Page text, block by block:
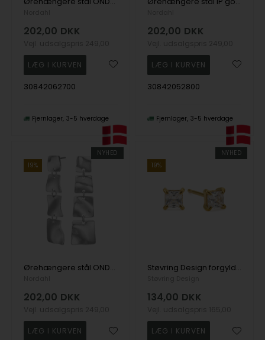
202,00 DKK
30842062700
Fjernlager 3-5 hverdage
202,00 DKK
30842052800
Fjernlager 3-5 hverdage
NYHED
19%
Ørehængere stål ONDA, fra Nordahl
202,00 DKK
NYHED
19%
Støvring Design forgyldte stål ørestikker med zirkonia
134,00 DKK